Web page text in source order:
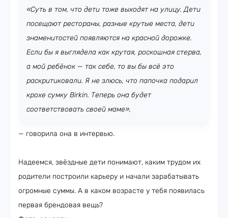
«Суть в том, что дети тоже выходят на улицу. Дети
посещают рестораны, разные крутые места, дети
знаменитостей появляются на красной дорожке.
Если бы я выглядела как крутая, роскошная стерва,
а мой ребёнок — так себе, то вы бы всё это
раскритиковали. Я не злюсь, что папочка подарил
крохе сумку Birkin. Теперь она будет
соответствовать своей маме»,
— говорила она в интервью.
Надеемся, звёздные дети понимают, каким трудом их
родители построили карьеру и начали зарабатывать
огромные суммы. А в каком возрасте у тебя появилась
первая брендовая вещь?